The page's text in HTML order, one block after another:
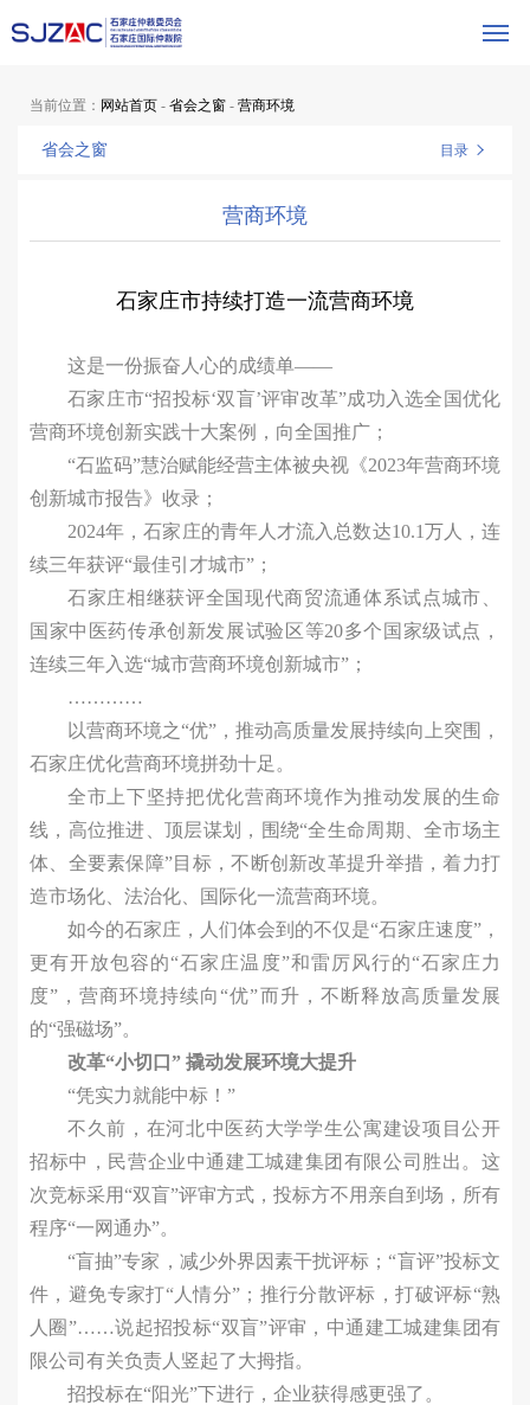
当前位置： 网站首页 - 省会之窗 - 营商环境
省会之窗 目录
营商环境
石家庄市持续打造一流营商环境
这是一份振奋人心的成绩单——
石家庄市“招投标‘双盲’评审改革”成功入选全国优化
营商环境创新实践十大案例，向全国推广；
“石监码”慧治赋能经营主体被央视《2023年营商环境
创新城市报告》收录；
2024年，石家庄的青年人才流入总数达10.1万人，连
续三年获评“最佳引才城市”；
石家庄相继获评全国现代商贸流通体系试点城市、
国家中医药传承创新发展试验区等20多个国家级试点，
连续三年入选“城市营商环境创新城市”；
…………
以营商环境之“优”，推动高质量发展持续向上突围，
石家庄优化营商环境拼劲十足。
全市上下坚持把优化营商环境作为推动发展的生命
线，高位推进、顶层谋划，围绕“全生命周期、全市场主
体、全要素保障”目标，不断创新改革提升举措，着力打
造市场化、法治化、国际化一流营商环境。
如今的石家庄，人们体会到的不仅是“石家庄速度”，
更有开放包容的“石家庄温度”和雷厉风行的“石家庄力
度”，营商环境持续向“优”而升，不断释放高质量发展
的“强磁场”。
改革“小切口” 撬动发展环境大提升
“凭实力就能中标！”
不久前，在河北中医药大学学生公寓建设项目公开
招标中，民营企业中通建工城建集团有限公司胜出。这
次竞标采用“双盲”评审方式，投标方不用亲自到场，所有
程序“一网通办”。
“盲抽”专家，减少外界因素干扰评标；“盲评”投标文
件，避免专家打“人情分”；推行分散评标，打破评标“熟
人圈”……说起招投标“双盲”评审，中通建工城建集团有
限公司有关负责人竖起了大拇指。
招投标在“阳光”下进行，企业获得感更强了。